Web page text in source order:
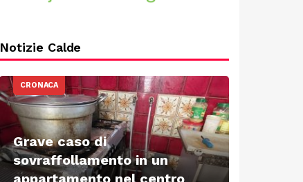
Notizie Calde
CRONACA
Grave caso di
sovraffollamento in un
appartamento nel centro